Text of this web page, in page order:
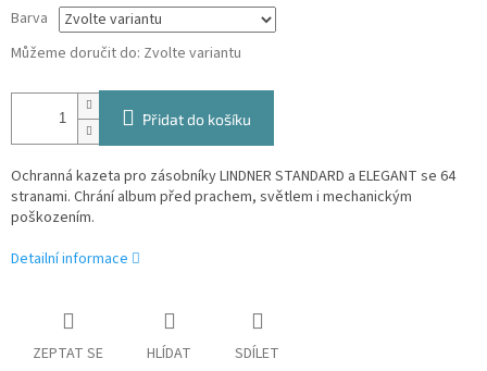
Barva
Můžeme doručit do: Zvolte variantu
Přidat do košíku
Ochranná kazeta pro zásobníky LINDNER STANDARD a ELEGANT se 64
stranami. Chrání album před prachem, světlem i mechanickým
poškozením.
Detailní informace
ZEPTAT SE HLÍDAT SDÍLET